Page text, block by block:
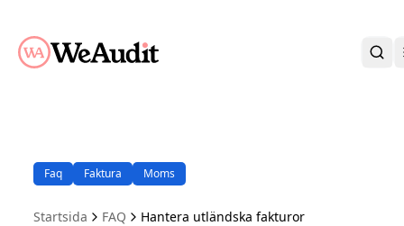
OM OSS
KONTAKT
Faq Faktura Moms
Startsida FAQ Hantera utländska fakturor